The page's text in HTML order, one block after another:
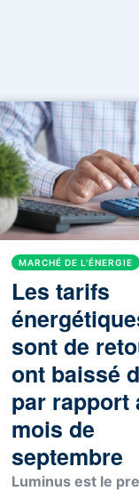
MARCHÉ DE L'ÉNERGIE
Les tarifs
sont de
ont baissé
par rapport
mois de
septembre
Luminus est le